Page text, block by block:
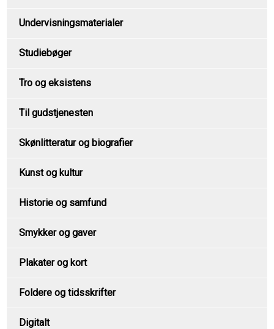
Undervisningsmaterialer
Studiebøger
Tro og eksistens
Til gudstjenesten
Skønlitteratur og biografier
Kunst og kultur
Historie og samfund
Smykker og gaver
Plakater og kort
Foldere og tidsskrifter
Digitalt